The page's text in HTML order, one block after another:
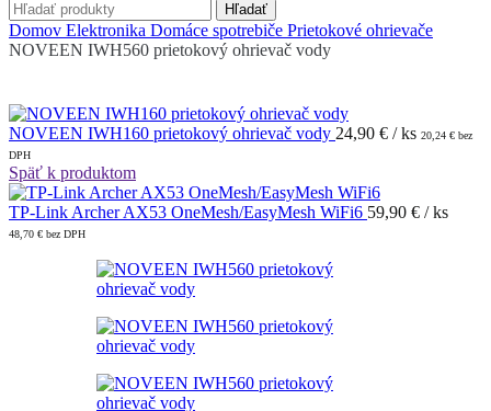
Hľadať
Domov Elektronika Domáce spotrebiče Prietokové ohrievače
NOVEEN IWH560 prietokový ohrievač vody
NOVEEN IWH160 prietokový ohrievač vody 24,90 € / ks 20,24 € bez
DPH
Späť k produktom
TP-Link Archer AX53 OneMesh/EasyMesh WiFi6 59,90 € / ks
48,70 € bez DPH